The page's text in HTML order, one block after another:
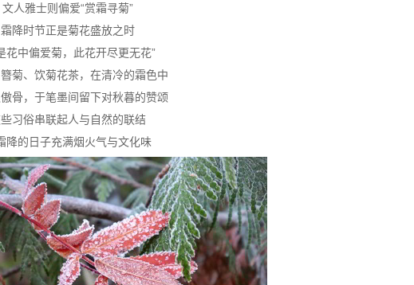
文人雅士则偏爱“赏霜寻菊”
霜降时节正是菊花盛放之时
花中偏爱菊，此花开尽更无花”
菊、饮菊花茶，在清冷的霜色中
骨，于笔墨间留下对秋暮的赞颂
习俗串联起人与自然的联结
降的日子充满烟火气与文化味